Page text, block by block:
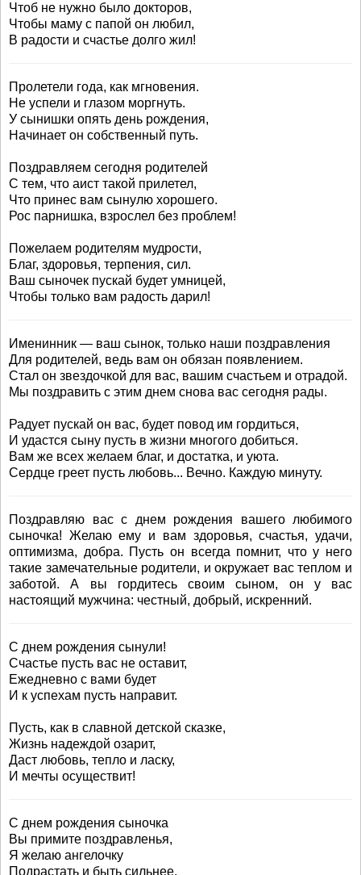
Чтоб не нужно было докторов,
Чтобы маму с папой он любил,
В радости и счастье долго жил!
Пролетели года, как мгновения.
Не успели и глазом моргнуть.
У сынишки опять день рождения,
Начинает он собственный путь.
Поздравляем сегодня родителей
С тем, что аист такой прилетел,
Что принес вам сынулю хорошего.
Рос парнишка, взрослел без проблем!
Пожелаем родителям мудрости,
Благ, здоровья, терпения, сил.
Ваш сыночек пускай будет умницей,
Чтобы только вам радость дарил!
Именинник — ваш сынок, только наши поздравления
Для родителей, ведь вам он обязан появлением.
Стал он звездочкой для вас, вашим счастьем и отрадой.
Мы поздравить с этим днем снова вас сегодня рады.
Радует пускай он вас, будет повод им гордиться,
И удастся сыну пусть в жизни многого добиться.
Вам же всех желаем благ, и достатка, и уюта.
Сердце греет пусть любовь... Вечно. Каждую минуту.
Поздравляю вас с днем рождения вашего любимого
сыночка! Желаю ему и вам здоровья, счастья, удачи,
оптимизма, добра. Пусть он всегда помнит, что у него
такие замечательные родители, и окружает вас теплом и
заботой. А вы гордитесь своим сыном, он у вас
настоящий мужчина: честный, добрый, искренний.
С днем рождения сынули!
Счастье пусть вас не оставит,
Ежедневно с вами будет
И к успехам пусть направит.
Пусть, как в славной детской сказке,
Жизнь надеждой озарит,
Даст любовь, тепло и ласку,
И мечты осуществит!
С днем рождения сыночка
Вы примите поздравленья,
Я желаю ангелочку
Подрастать и быть сильнее.